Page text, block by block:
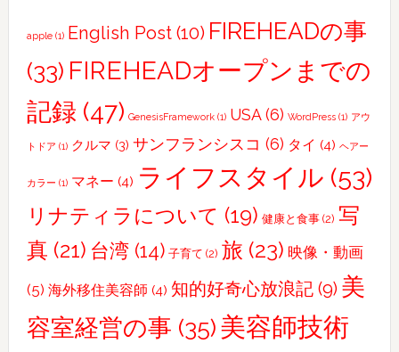
流・
林
市
apple(1) English Post(10) FIREHEADの事
(33) FIREHEADオープンまでの
記録 (47) GenesisFramework(1) USA(6) WordPress(1) アウ
トドア (1) クルマ (3) サンフランシスコ (6) タイ (4) ヘアー
カラー (1) マネー (4) ライフスタイル (53)
リナティラについて (19) 健康と食事(2) 写
真 (21) 台湾(14) 子育て (2) 旅 (23) 映像・動画
(5) 海外移住美容師 (4) 知的好奇心放浪記(9) 美
容室経営の事 (35)美容師技術